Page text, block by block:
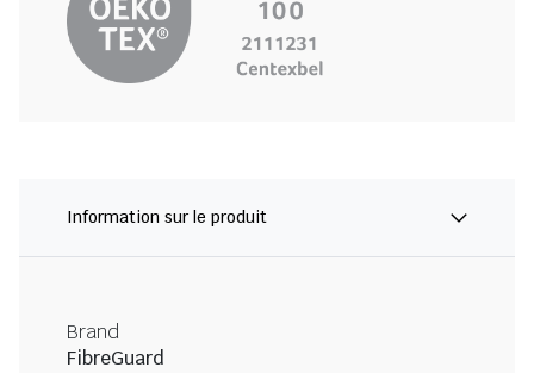
Information sur le produit
Brand
FibreGuard